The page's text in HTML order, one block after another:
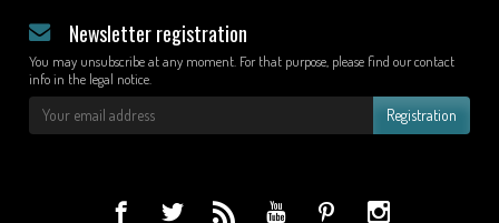
Newsletter registration
You may unsubscribe at any moment. For that purpose, please find our contact
info in the legal notice.
Registration